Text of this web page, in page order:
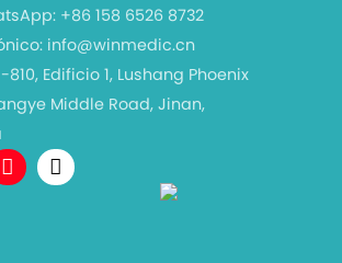
+86 158 6526 8732
info@winmedic.cn
810, Edificio 1, Lushang Phoenix
Middle Road, Jinan,